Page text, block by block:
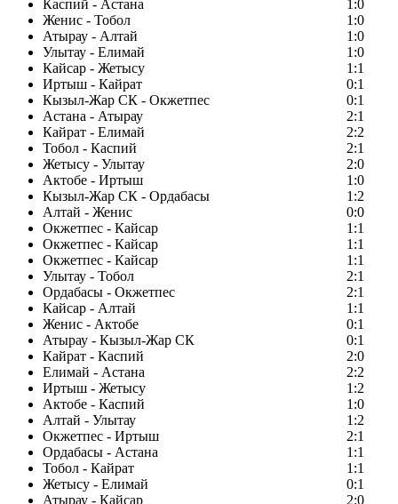
Каспий - Астана
1:0
Женис - Тобол
1:0
Атырау - Алтай
1:0
Улытау - Елимай
1:0
Кайсар - Жетысу
1:1
Иртыш - Кайрат
0:1
Кызыл-Жар СК - Окжетпес
0:1
Астана - Атырау
2:1
Кайрат - Елимай
2:2
Тобол - Каспий
2:1
Жетысу - Улытау
2:0
Актобе - Иртыш
1:0
Кызыл-Жар СК - Ордабасы
1:2
Алтай - Женис
0:0
Окжетпес - Кайсар
1:1
Окжетпес - Кайсар
1:1
Окжетпес - Кайсар
1:1
Улытау - Тобол
2:1
Ордабасы - Окжетпес
2:1
Кайсар - Алтай
1:1
Женис - Актобе
0:1
Атырау - Кызыл-Жар СК
0:1
Кайрат - Каспий
2:0
Елимай - Астана
2:2
Иртыш - Жетысу
1:2
Актобе - Каспий
1:0
Алтай - Улытау
1:2
Окжетпес - Иртыш
2:1
Ордабасы - Астана
1:1
Тобол - Кайрат
1:1
Жетысу - Елимай
0:1
Атырау - Кайсар
2:0